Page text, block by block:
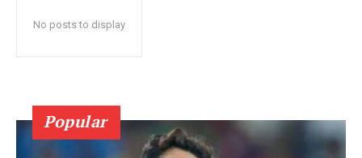
No posts to display
Popular